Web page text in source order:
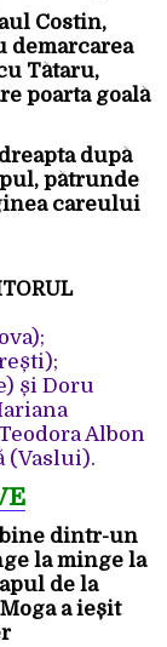
Costin,
demarcarea
Tătaru,
poarta goală
după
pătrunde
careului
și Doru
Albon
(Vaslui).
dintr-un
la minge la
de la
a ieșit